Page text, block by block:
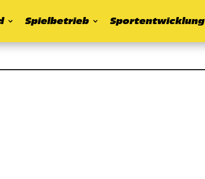
Spielbetrieb Sportentwicklung